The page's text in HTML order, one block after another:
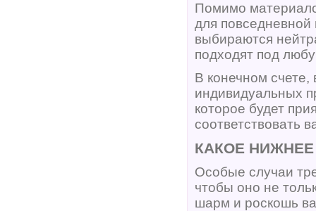
Помимо
для повседневной
выбираются
подходят под
В конечном счете,
индивидуальных
которое будет
соответствовать
КАКОЕ
Особые случаи
чтобы оно не
шарм и роскошь